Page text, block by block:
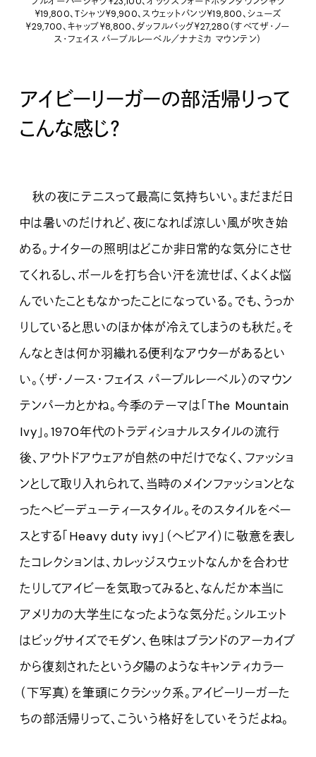
￥19,800、Tシャツ￥9,900、スウェットパンツ￥19,800、シューズ
￥29,700、キャップ￥8,800、ダッフルバッグ￥27,280（すべてザ・ノー
ス・フェイス パープルレーベル／ナナミカ マウンテン）
アイビーリーガーの部活帰りって
こんな感じ？
秋の夜にテニスって最高に気持ちいい。まだまだ日
中は暑いのだけれど、夜になれば涼しい風が吹き始
める。ナイターの照明はどこか非日常的な気分にさせ
てくれるし、ボールを打ち合い汗を流せば、くよくよ悩
んでいたこともなかったことになっている。でも、うっか
りしていると思いのほか体が冷えてしまうのも秋だ。そ
んなときは何か羽織れる便利なアウターがあるとい
い。〈ザ・ノース・フェイス パープルレーベル〉のマウン
テンパーカとかね。今季のテーマは「The Mountain
Ivy」。1970年代のトラディショナルスタイルの流行
後、アウトドアウェアが自然の中だけでなく、ファッショ
ンとして取り入れられて、当時のメインファッションとな
ったヘビーデューティースタイル。そのスタイルをベー
スとする「Heavy duty ivy」（ヘビアイ）に敬意を表し
たコレクションは、カレッジスウェットなんかを合わせ
たりしてアイビーを気取ってみると、なんだか本当に
アメリカの大学生になったような気分だ。シルエット
はビッグサイズでモダン、色味はブランドのアーカイブ
から復刻されたという夕陽のようなキャンティカラー
（下写真）を筆頭にクラシック系。アイビーリーガーた
ちの部活帰りって、こういう格好をしていそうだよね。